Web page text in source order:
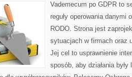
Vademecum po GDPR to
reguły operowania danymi
RODO. Strona jest
sytuacjach w firmach oraz
Jej cel to usprawnienie
sposób, aby działania